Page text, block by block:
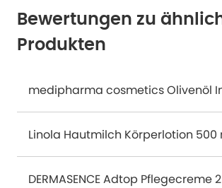
Bewertungen zu
Produkten
Linola Hautmilch Körperlotion 500
DERMASENCE Adtop Pflegecreme